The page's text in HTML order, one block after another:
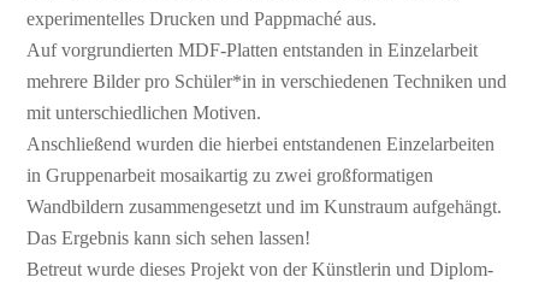
experimentelles Drucken und Pappmaché aus.
Auf vorgrundierten MDF-Platten entstanden in Einzelarbeit
mehrere Bilder pro Schüler*in in verschiedenen Techniken und
mit unterschiedlichen Motiven.
Anschließend wurden die hierbei entstandenen Einzelarbeiten
in Gruppenarbeit mosaikartig zu zwei großformatigen
Wandbildern zusammengesetzt und im Kunstraum aufgehängt.
Das Ergebnis kann sich sehen lassen!
Betreut wurde dieses Projekt von der Künstlerin und Diplom-